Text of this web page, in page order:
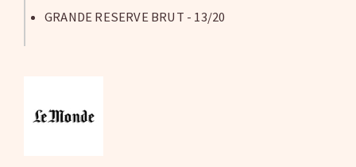
GRANDE RESERVE BRUT - 13/20